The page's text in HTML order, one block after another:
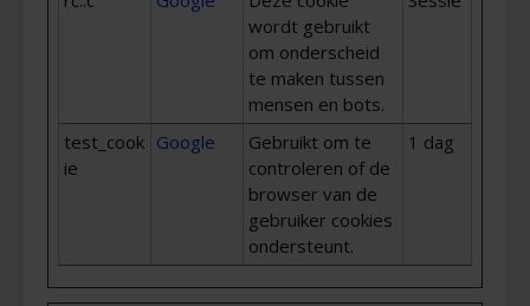
wordt gebruikt
om onderscheid
te maken tussen
mensen en bots.
test_cook
ie
Google
Gebruikt om te
controleren of de
browser van de
gebruiker cookies
ondersteunt.
1 dag